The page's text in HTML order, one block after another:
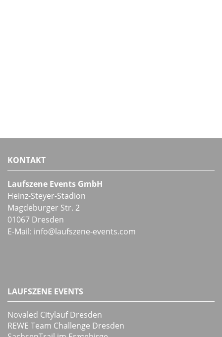
KONTAKT
Laufszene Events GmbH
Heinz-Steyer-Stadion
Magdeburger Str. 2
01067 Dresden
E-Mail: info@laufszene-events.com
LAUFSZENE EVENTS
Novaled Citylauf Dresden
REWE Team Challenge Dresden